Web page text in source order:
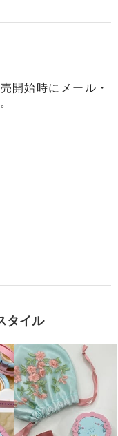
開始時にメール・
タイル